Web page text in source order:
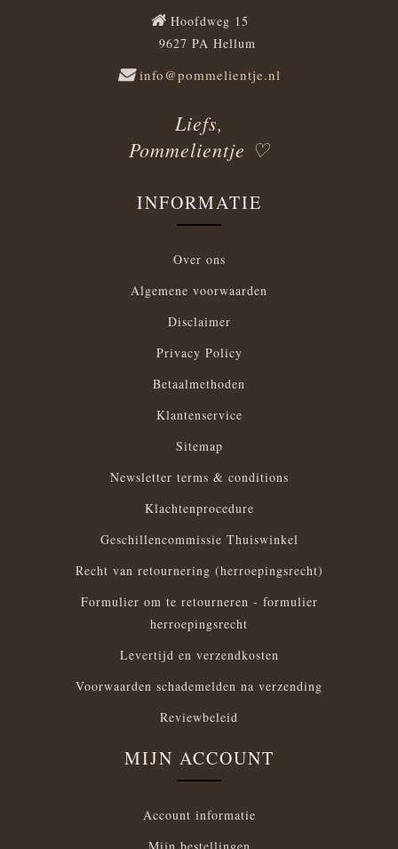
Hoofdweg 15
9627 PA Hellum
info@pommelientje.nl
Liefs,
Pommelientje ♡
INFORMATIE
Over ons
Algemene voorwaarden
Disclaimer
Privacy Policy
Betaalmethoden
Klantenservice
Sitemap
Newsletter terms & conditions
Klachtenprocedure
Geschillencommissie Thuiswinkel
Recht van retournering (herroepingsrecht)
Formulier om te retourneren - formulier
herroepingsrecht
Levertijd en verzendkosten
Voorwaarden schademelden na verzending
Reviewbeleid
MIJN ACCOUNT
Account informatie